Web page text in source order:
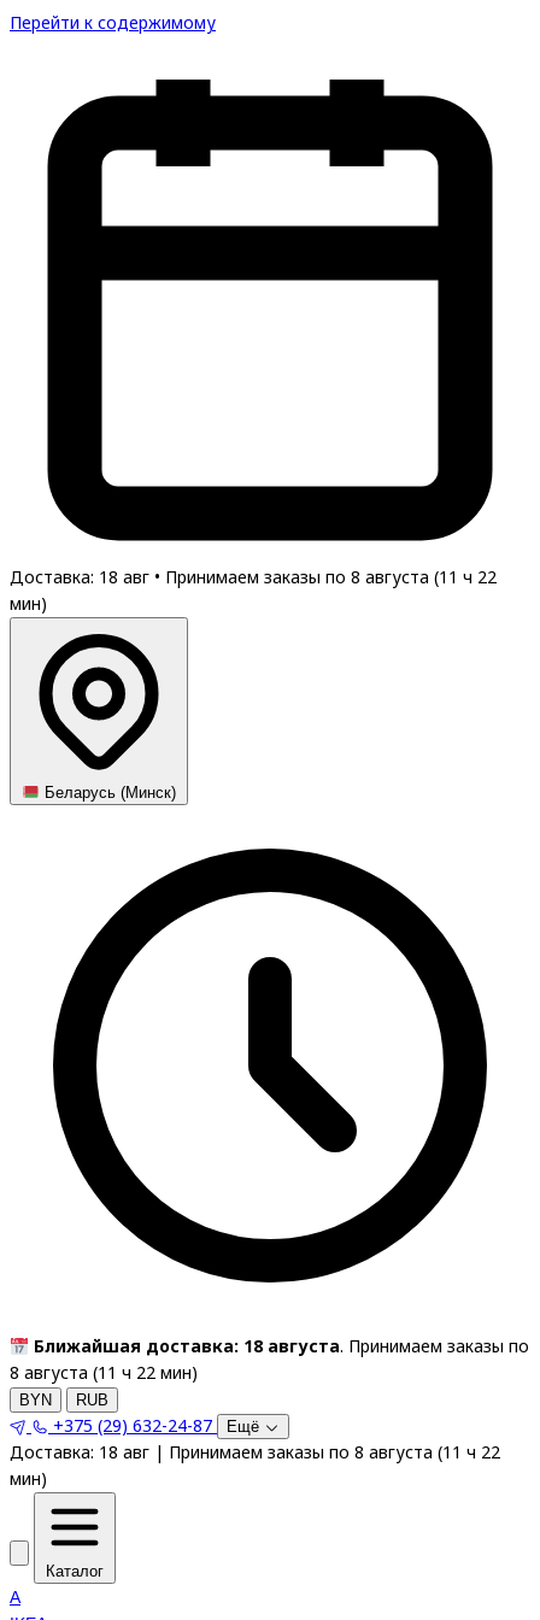
Перейти к содержимому
Доставка: 18 авг • Принимаем заказы по 8 августа (11 ч 22
мин)
Беларусь (Минск)
Ближайшая доставка: 18 августа. Принимаем заказы по
8 августа (11 ч 22 мин)
BYN RUB
+375 (29) 632-24-87 Ещё
Доставка: 18 авг | Принимаем заказы по 8 августа (11 ч 22
мин)
Каталог
A